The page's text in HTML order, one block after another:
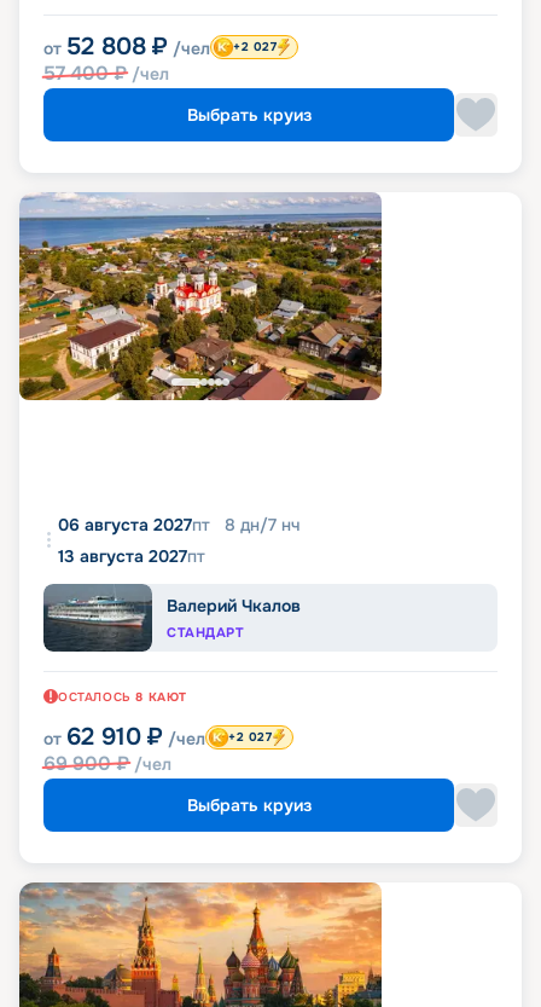
от 52 808 ₽ /чел
57 400₽ /чел
+2 027
Выбрать круиз
06 августа 2027пт 8 дн/7 нч
13 августа 2027пт
Валерий Чкалов
СТАНДАРТ
ОСТАЛОСЬ 8 КАЮТ
от 62 910 ₽ /чел
69 900₽ /чел
+2 027
Выбрать круиз